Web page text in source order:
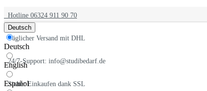
Hotline 06324 911 90 70
Täglicher Versand mit DHL
24/7-Support: info@studibedarf.de
Sicher Einkaufen dank SSL
Deutsch
Deutsch
English
Español